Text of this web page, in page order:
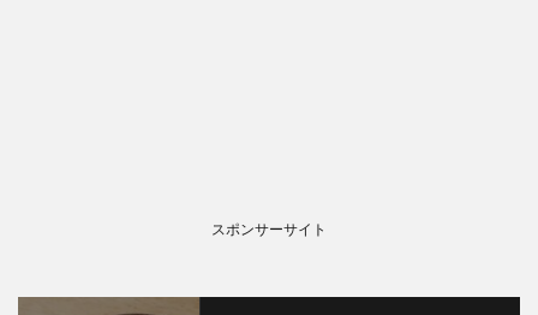
スポンサーサイト